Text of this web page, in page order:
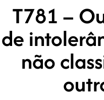
T781 –
de
não